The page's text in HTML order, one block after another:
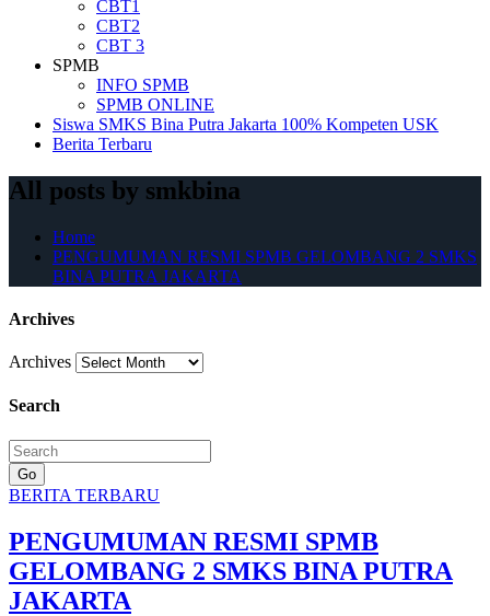
CBT1
CBT2
CBT 3
SPMB
INFO SPMB
SPMB ONLINE
Siswa SMKS Bina Putra Jakarta 100% Kompeten USK
Berita Terbaru
All posts by smkbina
Home
PENGUMUMAN RESMI SPMB GELOMBANG 2 SMKS
BINA PUTRA JAKARTA
Archives
Archives
Search
Go
BERITA TERBARU
PENGUMUMAN RESMI SPMB
GELOMBANG 2 SMKS BINA PUTRA
JAKARTA